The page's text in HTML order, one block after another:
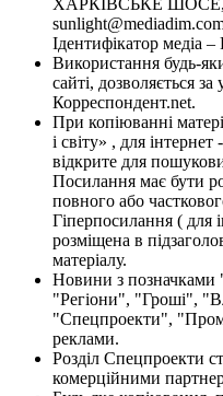
Ідентифікатор медіа
Використання будь-
сайті, дозволяється
Корреспондент.net.
При копіюванні
і світу» , для
відкрите для
Посилання має бути
повного або
Гіперпосилання ( для
розміщена в
матеріалу.
Новини з позначками
"Регіони", "Гроші",
"Спецпроекти",
реклами.
Розділ Спецпроекти
комерційними